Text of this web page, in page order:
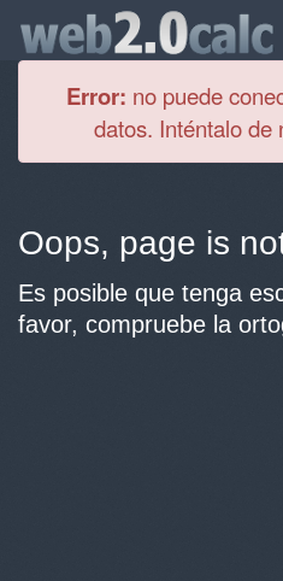
Error: no puede
datos. Inténtalo de
Oops, page is
Es posible que tenga
favor, compruebe la